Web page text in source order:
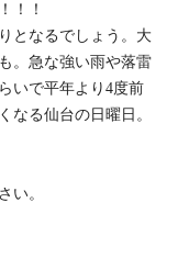
！！
となるでしょう。大
。急な強い雨や落雷
いで平年より4度前
なる仙台の日曜日。
い。